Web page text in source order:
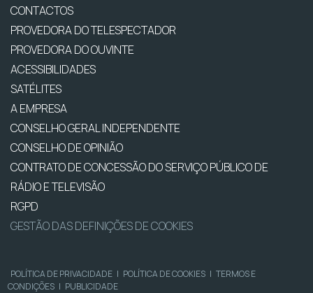
CONTACTOS
PROVEDORA DO TELESPECTADOR
PROVEDORA DO OUVINTE
ACESSIBILIDADES
SATÉLITES
A EMPRESA
CONSELHO GERAL INDEPENDENTE
CONSELHO DE OPINIÃO
CONTRATO DE CONCESSÃO DO SERVIÇO PÚBLICO DE
RÁDIO E TELEVISÃO
RGPD
GESTÃO DAS DEFINIÇÕES DE COOKIES
POLÍTICA DE PRIVACIDADE | POLÍTICA DE COOKIES | TERMOS E
CONDIÇÕES | PUBLICIDADE